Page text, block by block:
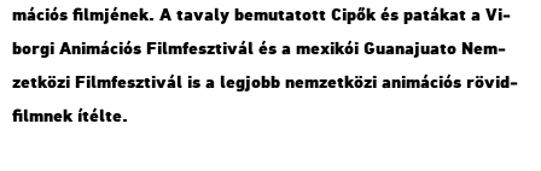
má­ci­ós film­jé­nek. A ta­valy be­mu­ta­tott Cipők és pa­tá­kat a Vi­
bor­gi Ani­má­ci­ós Film­fesz­ti­vál és a me­xi­kói Gu­a­na­ju­a­to Nem­
zet­kö­zi Film­fesz­ti­vál is a leg­jobb nem­zet­kö­zi ani­má­ci­ós rö­vid­
film­nek ítél­te.